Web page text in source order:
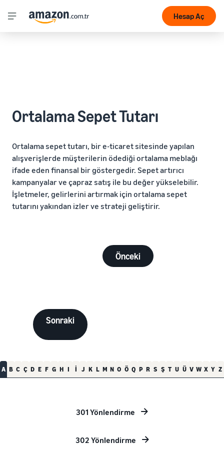
Hesap Aç
Ortalama Sepet Tutarı
Ortalama sepet tutarı, bir e-ticaret sitesinde yapılan
alışverişlerde müşterilerin ödediği ortalama meblağı
ifade eden finansal bir göstergedir. Sepet artırıcı
kampanyalar ve çapraz satış ile bu değer yükselebilir.
İşletmeler, gelirlerini artırmak için ortalama sepet
tutarını yakından izler ve strateji geliştirir.
Önceki
Sonraki
A B C Ç D E F G H I İ J K L M N O Ö Q P R S Ş T U Ü V W X Y Z
301 Yönlendirme
302 Yönlendirme